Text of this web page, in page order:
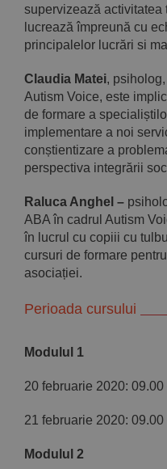
supervizează activitatea
lucrează împreună cu
principalelor lucrări si
Claudia Matei,
Autism Voice, este
de formare a
implementare a noi
conștientizare a
perspectiva integrării
Raluca Anghel –
ABA în cadrul Autism
în lucrul cu copiii cu
cursuri de formare
asociației.
Perioada cursului
Modulul 1
20 februarie 2020: 09.00
21 februarie 2020: 09.00
Modulul 2